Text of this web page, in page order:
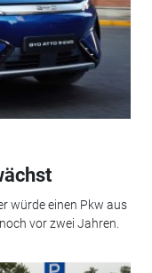
würde einen Pkw aus
vor zwei Jahren.